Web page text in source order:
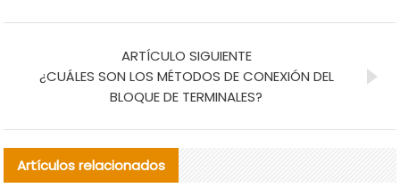
ARTÍCULO SIGUIENTE
¿CUÁLES SON LOS MÉTODOS DE CONEXIÓN DEL
BLOQUE DE TERMINALES?
Artículos relacionados